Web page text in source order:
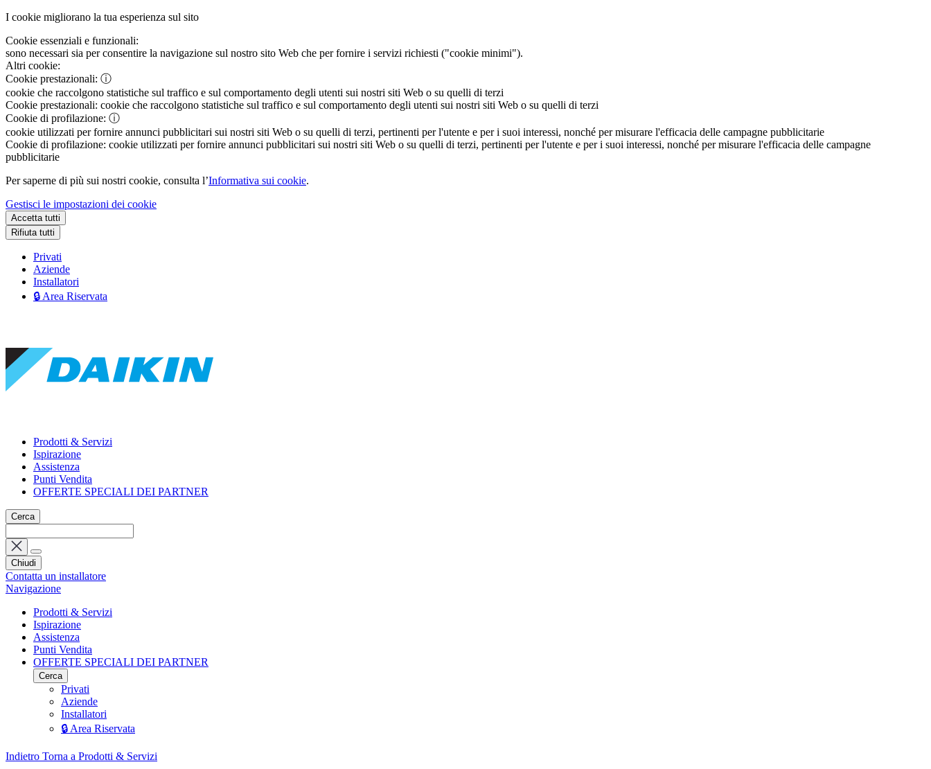
I cookie migliorano la tua esperienza sul sito
Cookie essenziali e funzionali:
sono necessari sia per consentire la navigazione sul nostro sito Web che per fornire i servizi richiesti ("cookie minimi").
Altri cookie:
Cookie prestazionali: ⓘ
cookie che raccolgono statistiche sul traffico e sul comportamento degli utenti sui nostri siti Web o su quelli di terzi
Cookie prestazionali: cookie che raccolgono statistiche sul traffico e sul comportamento degli utenti sui nostri siti Web o su quelli di terzi
Cookie di profilazione: ⓘ
cookie utilizzati per fornire annunci pubblicitari sui nostri siti Web o su quelli di terzi, pertinenti per l'utente e per i suoi interessi, nonché per misurare l'efficacia delle campagne pubblicitarie
Cookie di profilazione: cookie utilizzati per fornire annunci pubblicitari sui nostri siti Web o su quelli di terzi, pertinenti per l'utente e per i suoi interessi, nonché per misurare l'efficacia delle campagne
pubblicitarie
Per saperne di più sui nostri cookie, consulta l’Informativa sui cookie.
Gestisci le impostazioni dei cookie
Accetta tutti
Rifiuta tutti
Privati
Aziende
Installatori
🔒 Area Riservata
Prodotti & Servizi
Ispirazione
Assistenza
Punti Vendita
OFFERTE SPECIALI DEI PARTNER
Cerca
Chiudi
Contatta un installatore
Navigazione
Prodotti & Servizi
Ispirazione
Assistenza
Punti Vendita
OFFERTE SPECIALI DEI PARTNER
Cerca
Privati
Aziende
Installatori
🔒 Area Riservata
Indietro Torna a Prodotti & Servizi